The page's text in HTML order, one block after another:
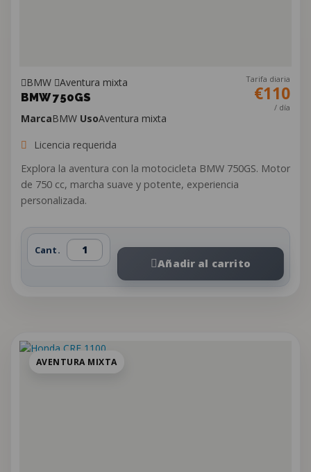
BMW
Aventura mixta
BMW 750GS
Tarifa diaria
€110
/ día
MarcaBMW UsoAventura mixta
Licencia requerida
Explora la aventura con la motocicleta BMW 750GS. Motor
de 750 cc, marcha suave y potente, experiencia
personalizada.
Cant.
Añadir al carrito
AVENTURA MIXTA